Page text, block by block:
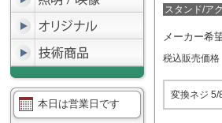
本日は営業日です
スタンド/ア
メーカー希
税込販売価格
変換ネジ